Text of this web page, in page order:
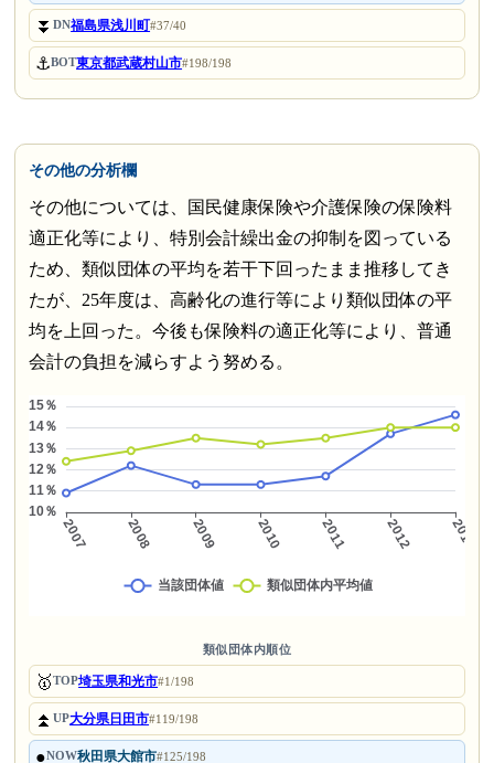
⏬DN福島県浅川町#37/40
⚓BOT東京都武蔵村山市#198/198
その他の分析欄
その他については、国民健康保険や介護保険の保険料
適正化等により、特別会計繰出金の抑制を図っている
ため、類似団体の平均を若干下回ったまま推移してき
たが、25年度は、高齢化の進行等により類似団体の平
均を上回った。今後も保険料の適正化等により、普通
会計の負担を減らすよう努める。
類似団体内順位
🥇TOP埼玉県和光市#1/198
⏫UP大分県日田市#119/198
●NOW秋田県大館市#125/198